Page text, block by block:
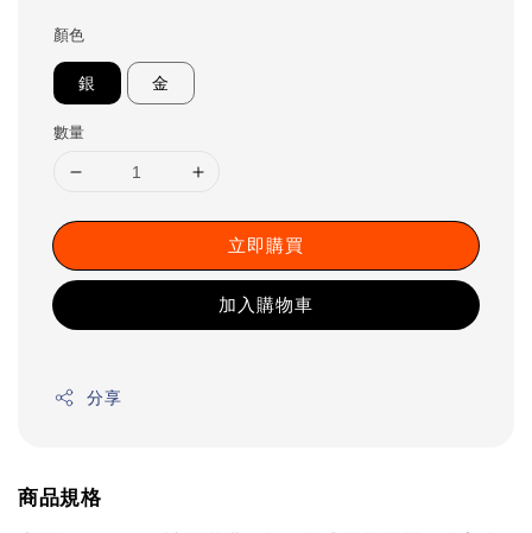
顏色
銀 金
數量
立即購買
加入購物車
分享
商品規格